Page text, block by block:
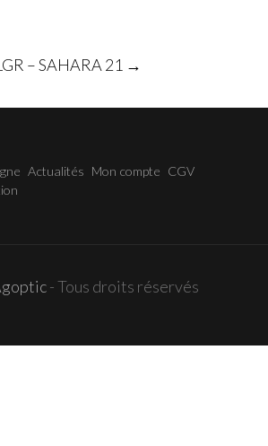
– SAHARA 21 →
Actualités Mon compte CGV
- Tous droits réservés